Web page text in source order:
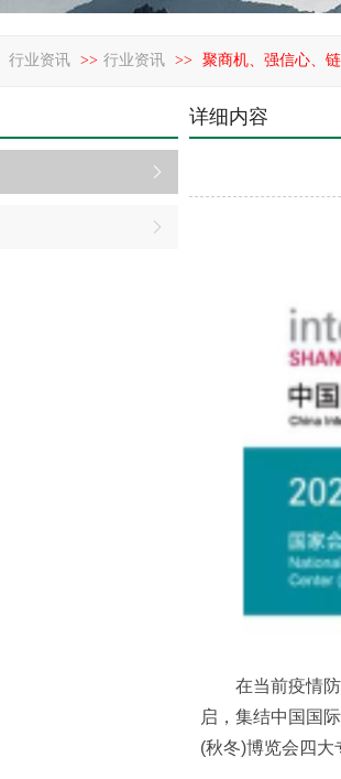
行业资讯 >> 行业资讯 >> 聚商机、强信心、
详细内容
在当前疫情防
启，集结中国国
(秋冬)博览会四